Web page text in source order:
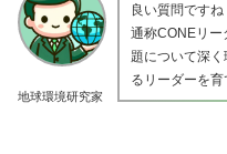
地球環境研究家
良い質問です
通称CONEリー
題について深
るリーダーを育